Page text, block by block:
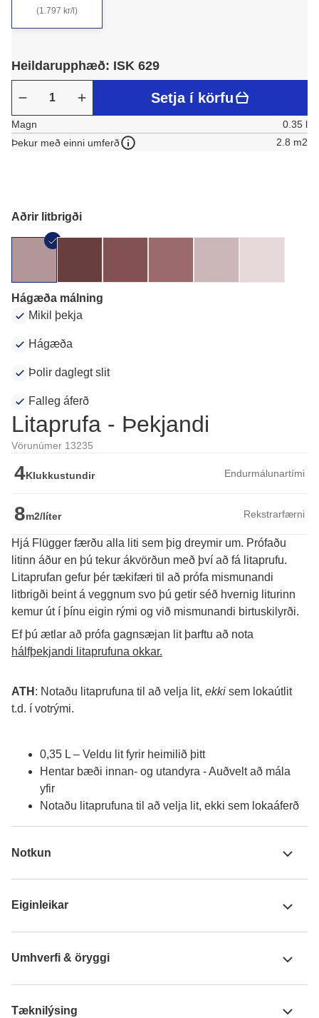
(1.797 kr/l)
Heildarupphæð: ISK 629
Setja í körfu
Magn
0.35 l
Þekur með einni umferð
2.8 m2
Aðrir litbrigði
Hágæða málning
Mikil þekja
Hágæða
Þolir daglegt slit
Falleg áferð
Litaprufa - Þekjandi
Vörunúmer 13235
4Klukkustundir Endurmálunartími
8m2/líter Rekstrarfærni
Hjá Flügger færðu alla liti sem þig dreymir um. Prófaðu
litinn áður en þú tekur ákvörðun með því að fá litaprufu.
Litaprufan gefur þér tækifæri til að prófa mismunandi
litbrigði beint á veggnum svo þú getir séð hvernig liturinn
kemur út í þínu eigin rými og við mismunandi birtuskilyrði.
hálfþekjandi litaprufuna okkar.
ATH : Notaðu litaprufuna til að velja lit, ekki sem lokaútlit
t.d. í votrými.
0,35 L – Veldu lit fyrir heimilið þitt
Hentar bæði innan- og utandyra - Auðvelt að mála
yfir
Notaðu litaprufuna til að velja lit, ekki sem lokaáferð
Notkun
Eiginleikar
Umhverfi & öryggi
Tæknilýsing